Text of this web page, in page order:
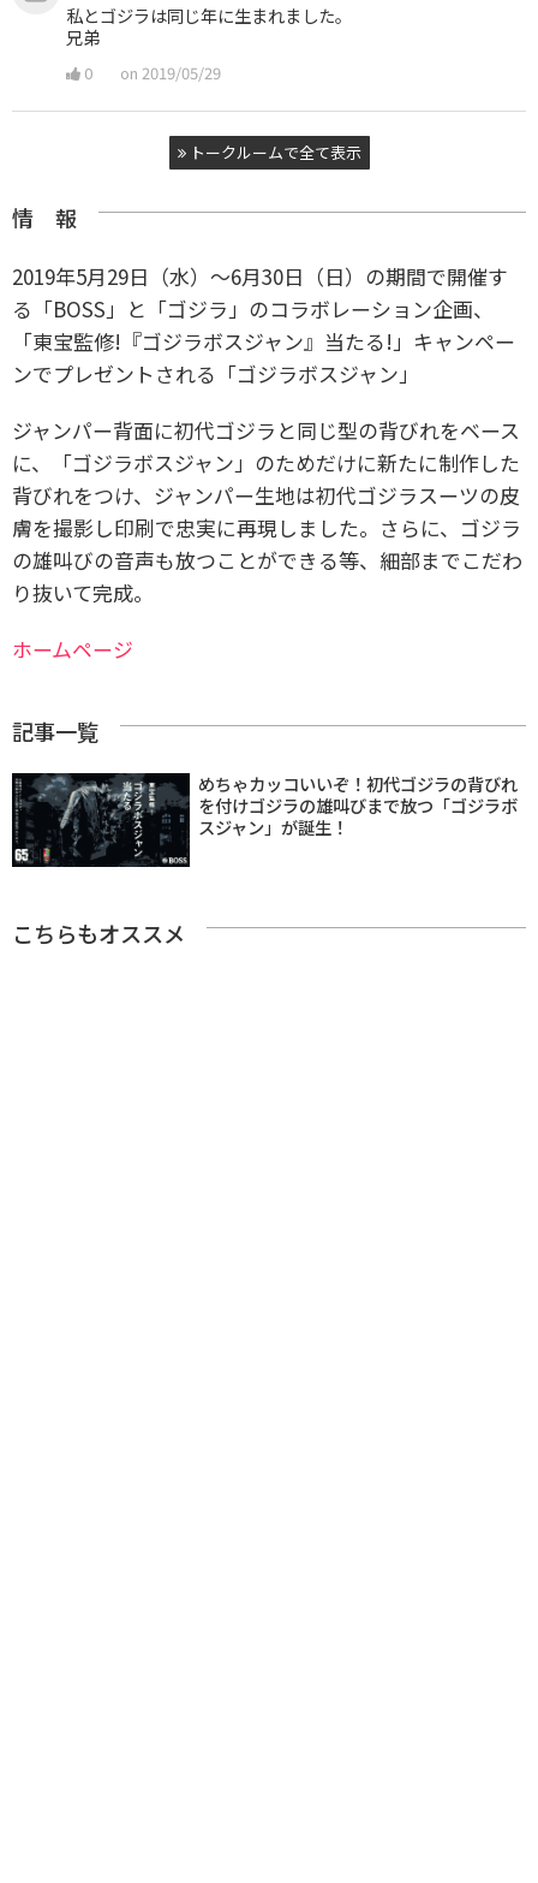
私とゴジラは同じ年に生まれました。
兄弟
0 on 2019/05/29
トークルームで全て表示
情 報
2019年5月29日（水）〜6月30日（日）の期間で開催す
る「BOSS」と「ゴジラ」のコラボレーション企画、
「東宝監修!『ゴジラボスジャン』当たる!」キャンペー
ンでプレゼントされる「ゴジラボスジャン」
ジャンパー背面に初代ゴジラと同じ型の背びれをベース
に、「ゴジラボスジャン」のためだけに新たに制作した
背びれをつけ、ジャンパー生地は初代ゴジラスーツの皮
膚を撮影し印刷で忠実に再現しました。さらに、ゴジラ
の雄叫びの音声も放つことができる等、細部までこだわ
り抜いて完成。
ホームページ
記事一覧
めちゃカッコいいぞ！初代ゴジラの背びれ
を付けゴジラの雄叫びまで放つ「ゴジラボ
スジャン」が誕生！
こちらもオススメ